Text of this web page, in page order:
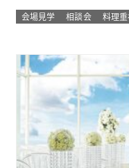
らお選び頂けます。 平
人気の結婚式演出体験や
ったお料理」。 ぜひ一
会場見学 相談会 料理